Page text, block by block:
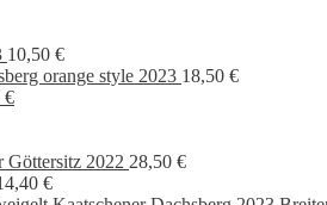
10,50 €
orange style 2023 18,50 €
€
€Aktueller
8,90 €.
Göttersitz 2022 28,50 €
€